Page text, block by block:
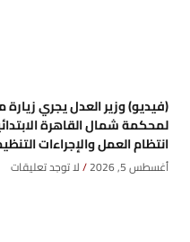
(فيديو) وزير العدل يجري زيارة
لمحكمة شمال القاهرة
انتظام العمل والإجراءات
أغسطس 5, 2026 لا توجد تعليقات